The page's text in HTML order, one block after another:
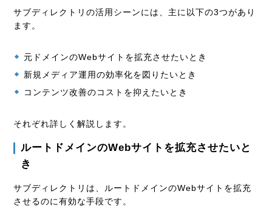
サブディレクトリの活用シーンには、主に以下の3つがあり
ます。
元ドメインのWebサイトを拡充させたいとき
新規メディア運用の効率化を図りたいとき
コンテンツ改善のコストを抑えたいとき
それぞれ詳しく解説します。
ルートドメインのWebサイトを拡充させたいと
き
サブディレクトリは、ルートドメインのWebサイトを拡充
させるのに有効な手段です。